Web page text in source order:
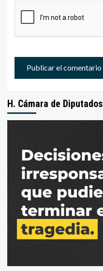
H. Cámara de Diputados